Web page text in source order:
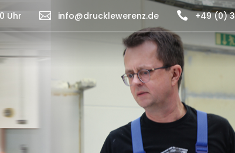
Uhr  info@drucklewerenz.de  +49 (0)